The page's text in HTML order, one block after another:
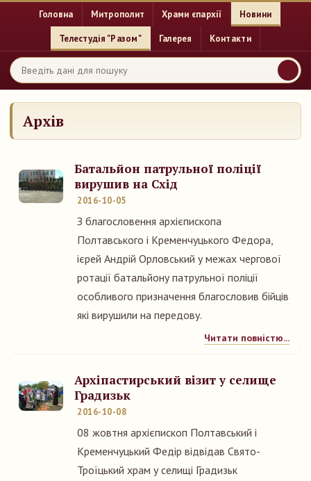
Головна Митрополит Храми єпархії Новини
Телестудія "Разом" Галерея Контакти
Архів
Батальйон патрульної поліції
вирушив на Схід
2016-10-05
З благословення архієпископа
Полтавського і Кременчуцького Федора,
ієрей Андрій Орловський у межах чергової
ротації батальйону патрульної поліції
особливого призначення благословив бійців
які вирушили на передову.
Читати повністю...
Архіпастирський візит у селище
Градизьк
2016-10-08
08 жовтня архієпископ Полтавський і
Кременчуцький Федір відвідав Свято-
Троїцький храм у селищі Градизьк